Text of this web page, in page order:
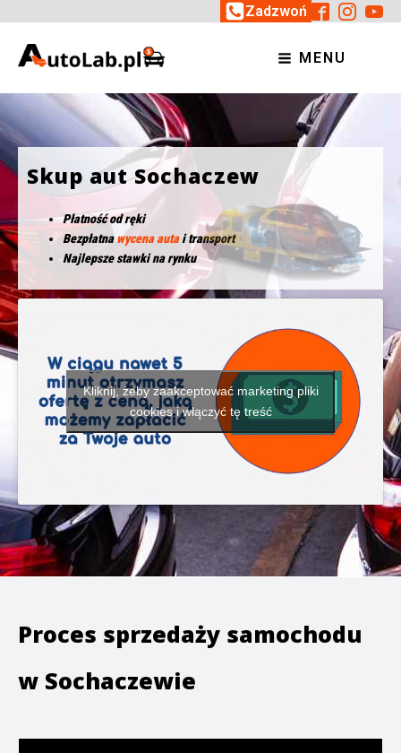
Zadzwoń
MENU
Skup aut Sochaczew
Płatność od ręki
Bezpłatnawycena autai transport
Najlepsze stawki na rynku
Kliknij, żeby zaakceptować marketing pliki
cookies i włączyć tę treść
Proces sprzedaży samochodu
w Sochaczewie